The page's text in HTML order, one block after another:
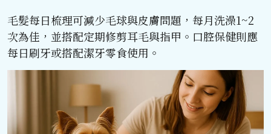
毛髮每日梳理可減少毛球與皮膚問題，每月洗澡1~2
次為佳，並搭配定期修剪耳毛與指甲。口腔保健則應
每日刷牙或搭配潔牙零食使用。